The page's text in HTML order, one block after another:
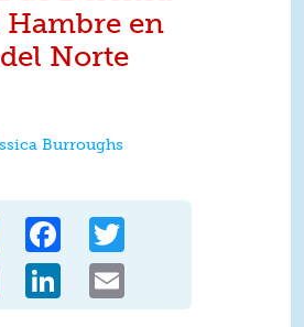
Hambre en
Norte
Burroughs
Bluesky Facebook
Pinterest LinkedIn